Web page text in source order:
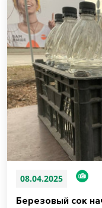
08.04.2025
Березовый сок